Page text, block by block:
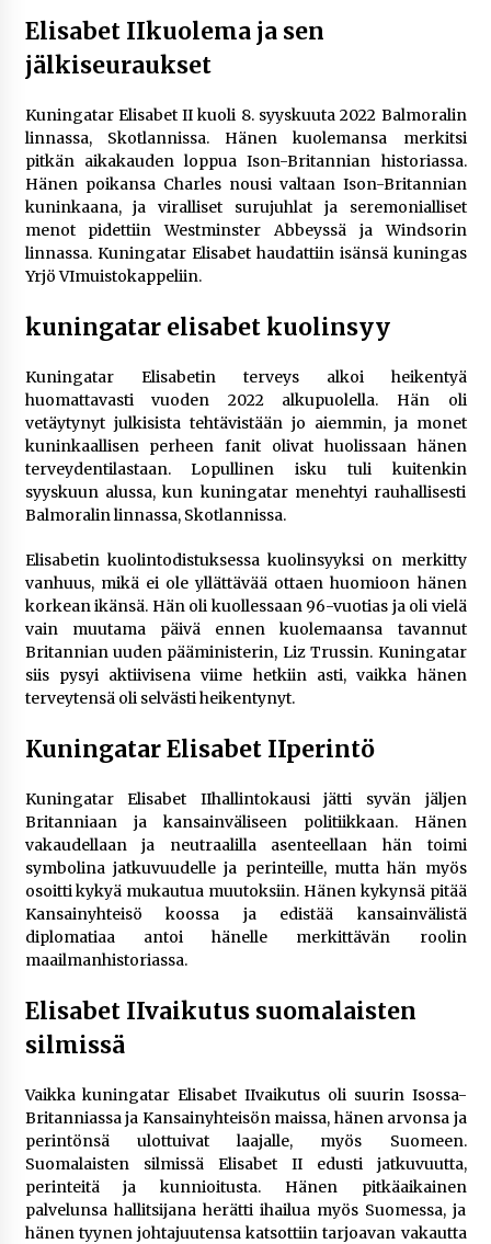
Elisabet IIkuolema ja sen
jälkiseuraukset
Kuningatar Elisabet II kuoli 8. syyskuuta 2022 Balmoralin
linnassa, Skotlannissa. Hänen kuolemansa merkitsi
pitkän aikakauden loppua Ison-Britannian historiassa.
Hänen poikansa Charles nousi valtaan Ison-Britannian
kuninkaana, ja viralliset surujuhlat ja seremonialliset
menot pidettiin Westminster Abbeyssä ja Windsorin
linnassa. Kuningatar Elisabet haudattiin isänsä kuningas
Yrjö VImuistokappeliin.
kuningatar elisabet kuolinsyy
Kuningatar Elisabetin terveys alkoi heikentyä
huomattavasti vuoden 2022 alkupuolella. Hän oli
vetäytynyt julkisista tehtävistään jo aiemmin, ja monet
kuninkaallisen perheen fanit olivat huolissaan hänen
terveydentilastaan. Lopullinen isku tuli kuitenkin
syyskuun alussa, kun kuningatar menehtyi rauhallisesti
Balmoralin linnassa, Skotlannissa.
Elisabetin kuolintodistuksessa kuolinsyyksi on merkitty
vanhuus, mikä ei ole yllättävää ottaen huomioon hänen
korkean ikänsä. Hän oli kuollessaan 96-vuotias ja oli vielä
vain muutama päivä ennen kuolemaansa tavannut
Britannian uuden pääministerin, Liz Trussin. Kuningatar
siis pysyi aktiivisena viime hetkiin asti, vaikka hänen
terveytensä oli selvästi heikentynyt​.
Kuningatar Elisabet IIperintö
Kuningatar Elisabet IIhallintokausi jätti syvän jäljen
Britanniaan ja kansainväliseen politiikkaan. Hänen
vakaudellaan ja neutraalilla asenteellaan hän toimi
symbolina jatkuvuudelle ja perinteille, mutta hän myös
osoitti kykyä mukautua muutoksiin. Hänen kykynsä pitää
Kansainyhteisö koossa ja edistää kansainvälistä
diplomatiaa antoi hänelle merkittävän roolin
maailmanhistoriassa.
Elisabet IIvaikutus suomalaisten
silmissä
Vaikka kuningatar Elisabet IIvaikutus oli suurin Isossa-
Britanniassa ja Kansainyhteisön maissa, hänen arvonsa ja
perintönsä ulottuivat laajalle, myös Suomeen.
Suomalaisten silmissä Elisabet II edusti jatkuvuutta,
perinteitä ja kunnioitusta. Hänen pitkäaikainen
palvelunsa hallitsijana herätti ihailua myös Suomessa, ja
hänen tyynen johtajuutensa katsottiin tarjoavan vakautta